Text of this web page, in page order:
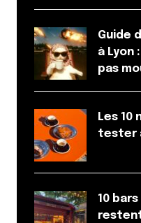
Dis-nous tout*
Name*
E-mail *
Guide
à Lyon
pas
Les 10
tester
10